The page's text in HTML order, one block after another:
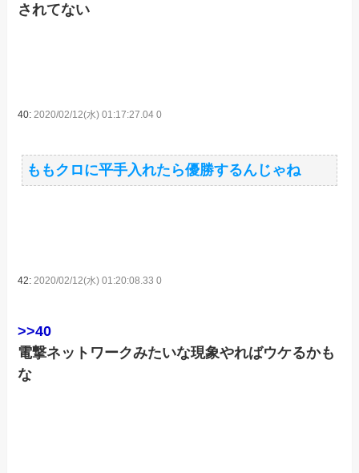
されてない
40:2020/02/12(水) 01:17:27.04 0
ももクロに平手入れたら優勝するんじゃね
42:2020/02/12(水) 01:20:08.33 0
>>40
電撃ネットワークみたいな現象やればウケるかも
な